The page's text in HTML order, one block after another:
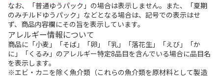
なお、「普通ゆうパック」の場合は表示しません。また、「夏期
のみチルドゆうパック」などとなる場合は、記号での表示はせ
ず、商品内容欄にその旨を表示しています。
アレルギー情報について
商品に「小麦」「そば」「卵」「乳」「落花生」「えび」「か
に」「くるみ」のアレルギー特定8品目を含んでいる場合に品目名
を表示します。
※エビ・カニを除く魚介類（これらの魚介類を原材料として製造